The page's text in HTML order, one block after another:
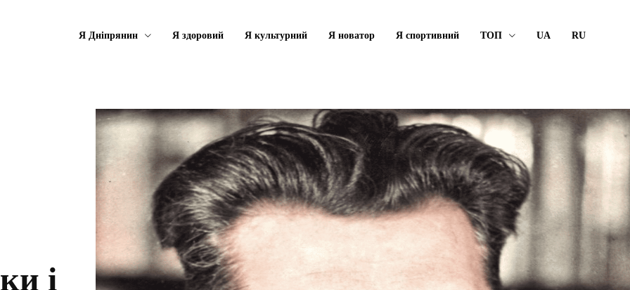
Я Дніпрянин Я здоровий Я культурний Я новатор Я спортивний ТОП UA RU
і